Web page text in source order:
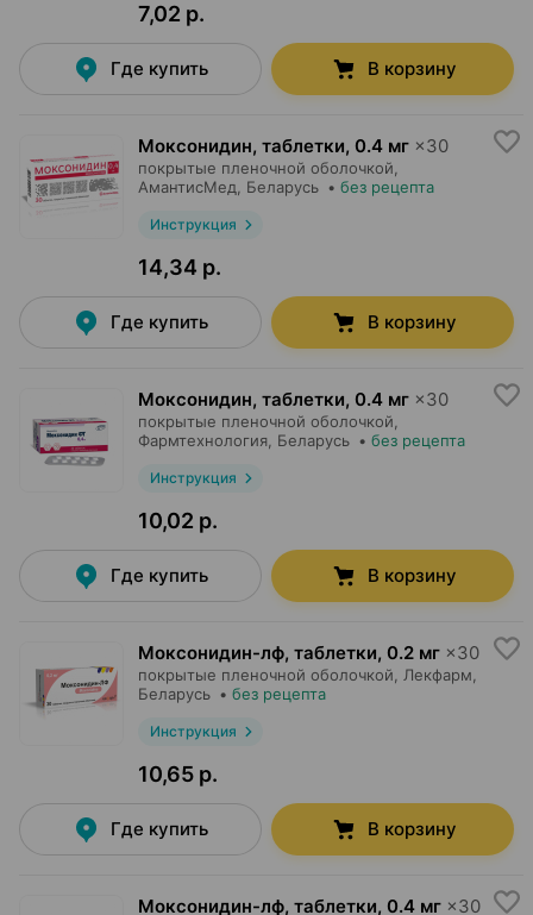
7,02 р.
Где купить В корзину
Моксонидин, таблетки, 0.4 мг ×30
покрытые пленочной оболочкой,
АмантисМед , Беларусь • без рецепта
Инструкция
14,34 р.
Где купить В корзину
Моксонидин, таблетки, 0.4 мг ×30
покрытые пленочной оболочкой,
Фармтехнология , Беларусь • без рецепта
Инструкция
10,02 р.
Где купить В корзину
Моксонидин-лф, таблетки, 0.2 мг ×30
покрытые пленочной оболочкой, Лекфарм
Беларусь • без рецепта
Инструкция
10,65 р.
Где купить В корзину
Моксонидин-лф, таблетки, 0.4 мг ×30